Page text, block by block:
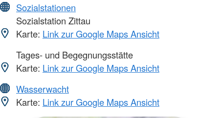
Sozialstationen
Sozialstation Zittau
Karte: Link zur Google Maps Ansicht
Tages- und Begegnungsstätte
Karte: Link zur Google Maps Ansicht
Wasserwacht
Karte: Link zur Google Maps Ansicht